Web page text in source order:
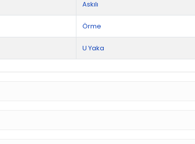
Benzer Ürünler